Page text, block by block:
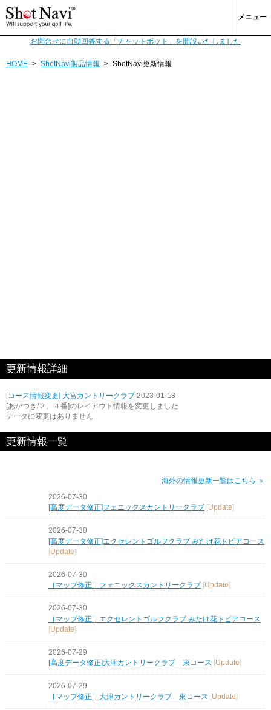
メニュー
お問合せに自動回答する「チャットボット」を開設いたしました
HOME > ShotNavi製品情報 > ShotNavi更新情報
更新情報詳細
[コース情報変更] 大宮カントリークラブ 2023-01-18
[あかつき/２、４番]のレイアウト情報を変更しました
データに変更はありません
更新情報一覧
海外の情報更新一覧はこちら ＞
2026-07-30
[高度データ修正]フェニックスカントリークラブ
Update
2026-07-30
[高度データ修正]エクセレントゴルフクラブ みたけ花トピアコース
[Update]
2026-07-30
［マップ修正］フェニックスカントリークラブ [Update]
2026-07-30
［マップ修正］エクセレントゴルフクラブ みたけ花トピアコース
[Update]
2026-07-29
[高度データ修正]大津カントリークラブ 東コース [Update]
2026-07-29
［マップ修正］大津カントリークラブ 東コース [Update]